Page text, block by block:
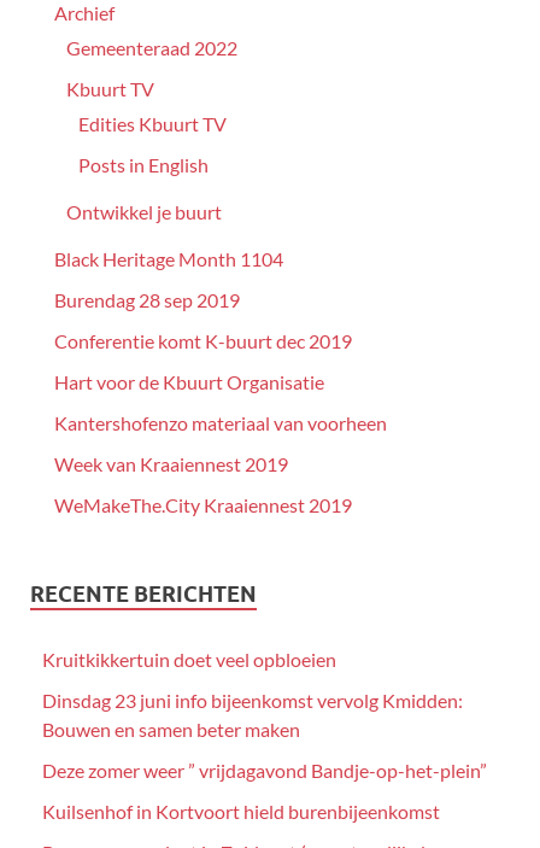
Archief
Gemeenteraad 2022
Kbuurt TV
Edities Kbuurt TV
Posts in English
Ontwikkel je buurt
Black Heritage Month 1104
Burendag 28 sep 2019
Conferentie komt K-buurt dec 2019
Hart voor de Kbuurt Organisatie
Kantershofenzo materiaal van voorheen
Week van Kraaiennest 2019
WeMakeThe.City Kraaiennest 2019
RECENTE BERICHTEN
Kruitkikkertuin doet veel opbloeien
Dinsdag 23 juni info bijeenkomst vervolg Kmidden:
Bouwen en samen beter maken
Deze zomer weer ” vrijdagavond Bandje-op-het-plein”
Kuilsenhof in Kortvoort hield burenbijeenkomst